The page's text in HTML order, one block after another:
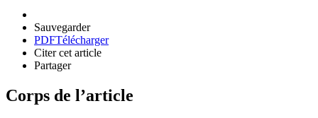
Sauvegarder
PDFTélécharger
Citer cet article
Partager
Corps de l’article